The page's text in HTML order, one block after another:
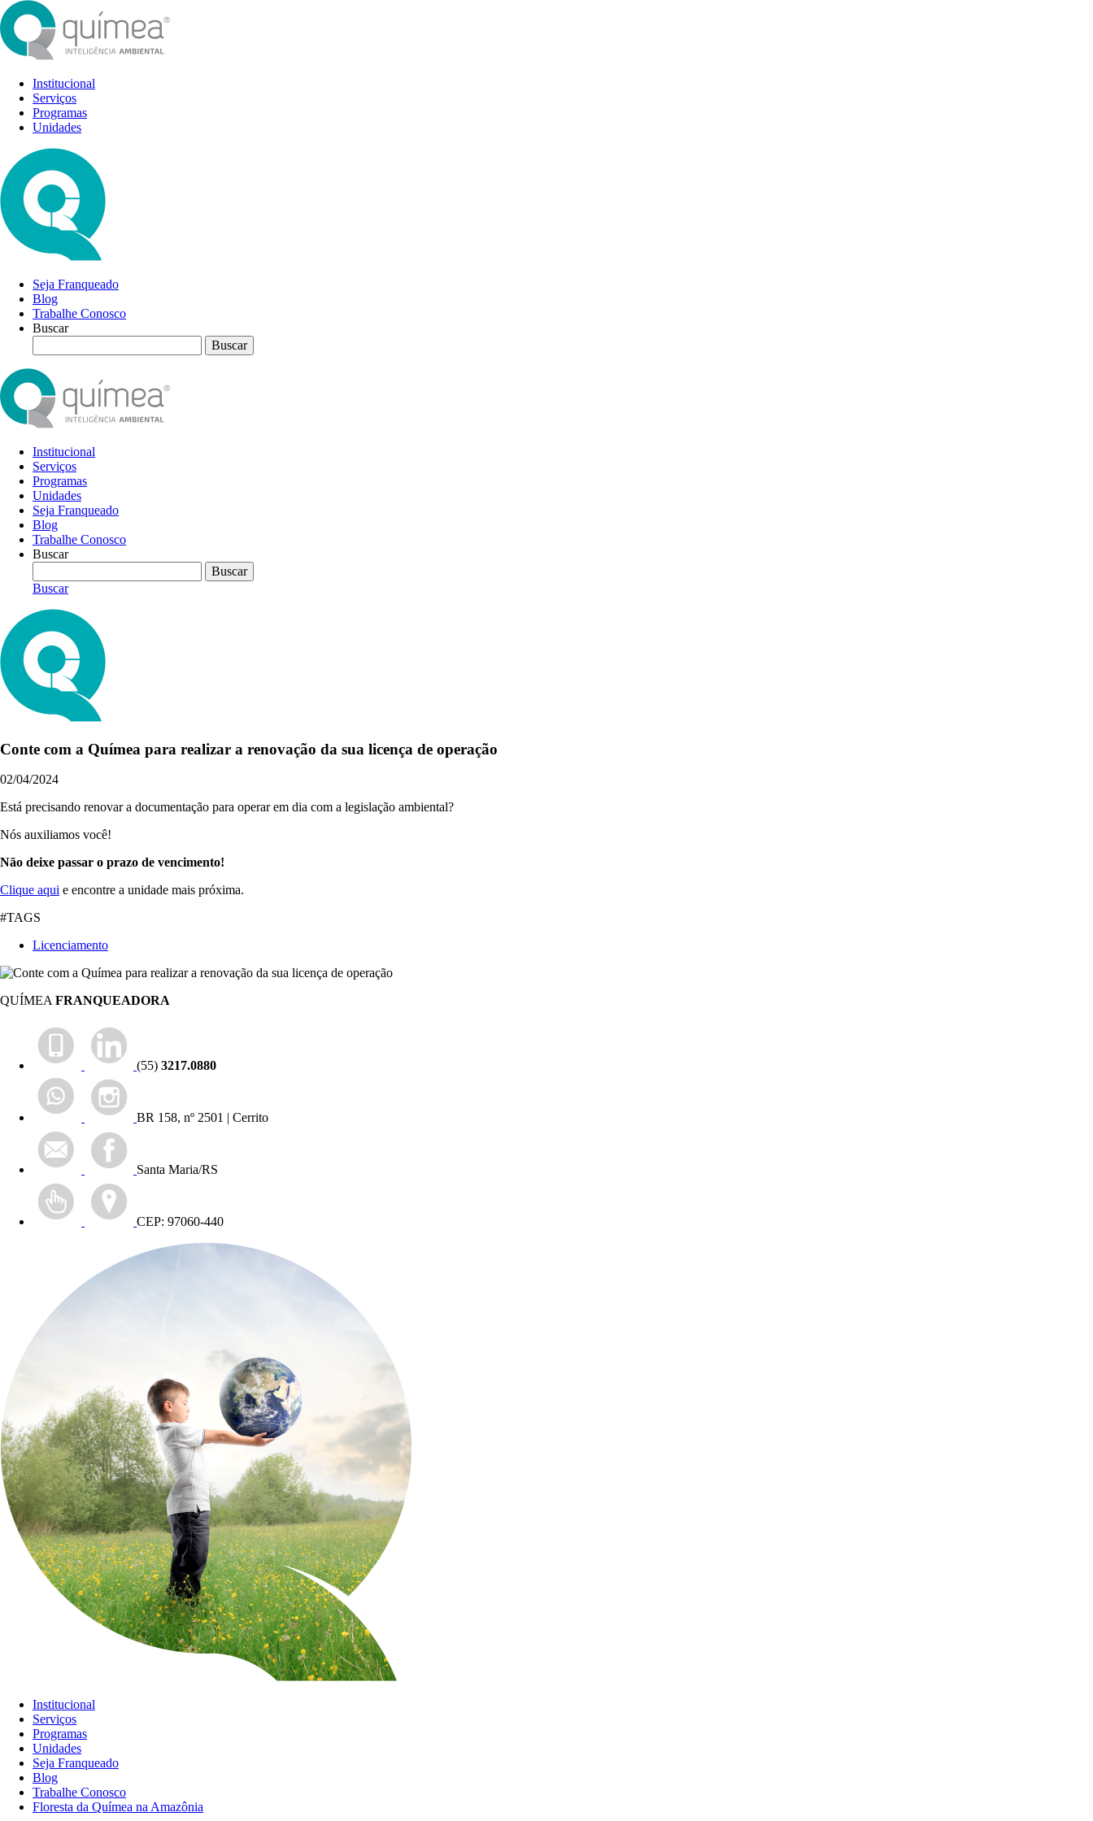
Institucional
Serviços
Programas
Unidades
Seja Franqueado
Blog
Trabalhe Conosco
Buscar
Institucional
Serviços
Programas
Unidades
Seja Franqueado
Blog
Trabalhe Conosco
Buscar
Buscar
Conte com a Químea para realizar a renovação da sua licença de operação
02/04/2024
Está precisando renovar a documentação para operar em dia com a legislação ambiental?
Nós auxiliamos você!
Não deixe passar o prazo de vencimento!
Clique aqui e encontre a unidade mais próxima.
#TAGS
Licenciamento
QUÍMEAFRANQUEADORA
(55) 3217.0880
BR 158, nº 2501 | Cerrito
Santa Maria/RS
CEP: 97060-440
Institucional
Serviços
Programas
Unidades
Seja Franqueado
Blog
Trabalhe Conosco
Floresta da Químea na Amazônia